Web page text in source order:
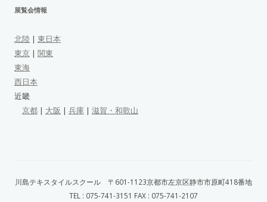
展覧会情報
北陸 | 東日本
東京 | 関東
東海
西日本
近畿
京都 | 大阪 | 兵庫 | 滋賀・和歌山
川島テキスタイルスクール 〒601-1123京都市左京区静市市原町418番地
TEL : 075-741-3151 FAX : 075-741-2107